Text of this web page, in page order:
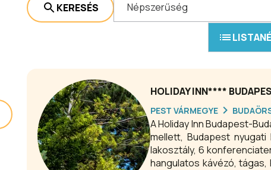
KERESÉS Népszerűség
HOLIDAY INN****
PEST VÁRMEGYE
A Holiday Inn Budapest-
mellett, Budapest
lakosztály, 6
hangulatos kávézó,